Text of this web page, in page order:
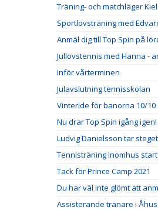
Träning- och matchläger
Sportlovsträning med
Anmäl dig till Top Spin på
Jullovstennis med Hanna -
Inför vårterminen
Julavslutning tennisskolan
Vinteride för banorna 10/10
Nu drar Top Spin igång igen!
Ludvig Danielsson tar
Tennisträning inomhus
Tack för Prince Camp 2021
Du har väl inte glömt att
Assisterande tränare i